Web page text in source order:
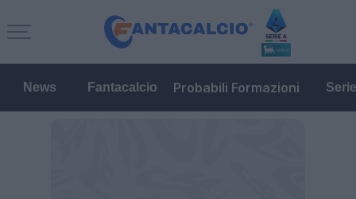
News Fantacalcio Probabili Formazioni